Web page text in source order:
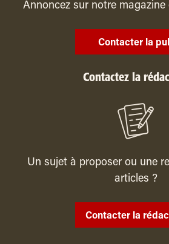
Annoncez sur notre
Contacter la
Contactez la
Un sujet à proposer ou une
articles ?
Contacter la